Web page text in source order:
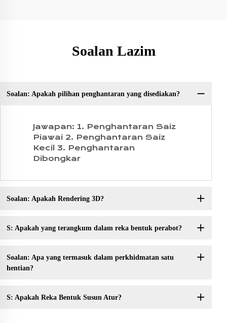
Soalan Lazim
Soalan: Apakah pilihan penghantaran yang disediakan?
Jawapan: 1. Penghantaran Saiz
Piawai 2. Penghantaran Saiz
Kecil 3. Penghantaran
Dibongkar
Soalan: Apakah Rendering 3D?
S: Apakah yang terangkum dalam reka bentuk perabot?
Soalan: Apa yang termasuk dalam perkhidmatan satu
hentian?
S: Apakah Reka Bentuk Susun Atur?